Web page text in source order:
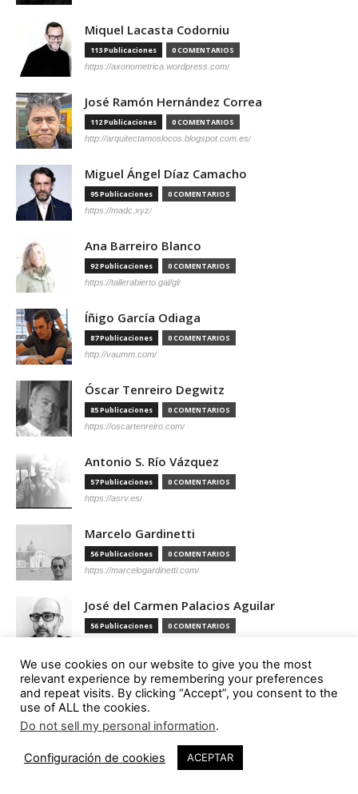
Miquel Lacasta Codorniu
113 Publicaciones 0 COMENTARIOS
https://axonometrica.wordpress.com/
José Ramón Hernández Correa
112 Publicaciones 0 COMENTARIOS
http://arquitectamoslocos.blogspot.com.es/
Miguel Ángel Díaz Camacho
95 Publicaciones 0 COMENTARIOS
https://madc.xyz/
Ana Barreiro Blanco
92 Publicaciones 0 COMENTARIOS
https://tallerabierto.gal/gl/
Íñigo García Odiaga
87 Publicaciones 0 COMENTARIOS
http://vaumm.com/
Óscar Tenreiro Degwitz
85 Publicaciones 0 COMENTARIOS
https://oscartenreiro.com/
Antonio S. Río Vázquez
57 Publicaciones 0 COMENTARIOS
https://asrv.es/
Marcelo Gardinetti
56 Publicaciones 0 COMENTARIOS
https://marcelogardinetti.com/
José del Carmen Palacios Aguilar
56 Publicaciones 0 COMENTARIOS
Aldo G. Facho Dede
51 Publicaciones 0 COMENTARIOS
http://urbanistas.lat/
Sergio de Miguel García
0 COMENTARIOS
We use cookies on our website to give you the most
relevant experience by remembering your preferences
and repeat visits. By clicking “Accept”, you consent to the
use of ALL the cookies.
Do not sell my personal information.
Configuración de cookies ACEPTAR